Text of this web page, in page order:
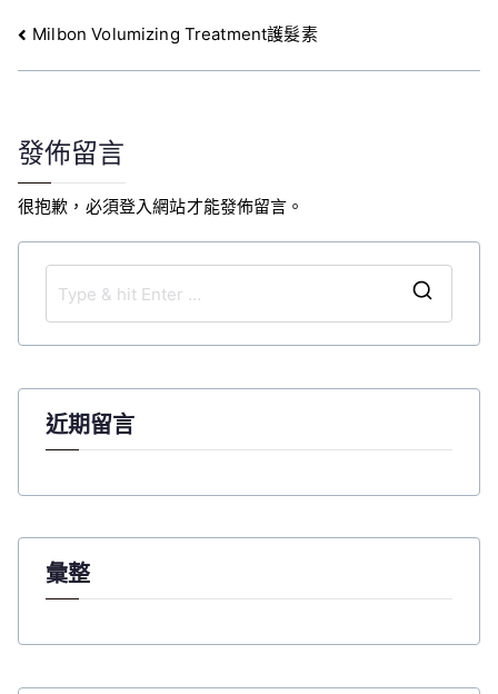
文
章
覽
Milbon Volumizing Treatment護髮素
發佈留言
很抱歉，必須登入網站才能發佈留言。
e
a
f
r
近期留言
彙整